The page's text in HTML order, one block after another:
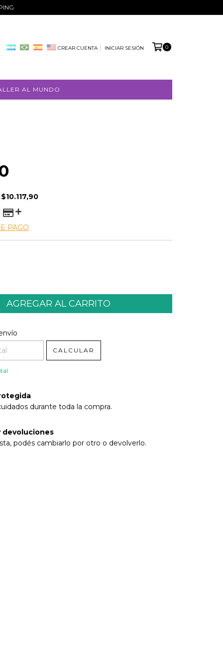
CREAR CUENTA INICIAR SESIÓN 0
AL MUNDO
$10.117,90
PAGO
CP:
CALCULAR
durante toda la compra.
devoluciones
podés cambiarlo por otro o devolverlo.